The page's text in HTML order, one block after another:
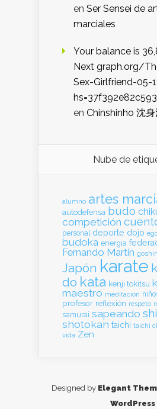
en Ser Sensei de
marciales
Your balance is
Next graph.org/
Sex-Girlfriend-05-
en Chinshinho 沈
Nube de
alumno artes
autodefensa budo
competición
personal deporte dojo
budoka energia
Fernando Martin goshin
Japón karate
do kata kenji tokitsu
maestro meditación
profesor reflexión respeto
samurai sapeando
shotokan taichi taichi
vida Zen
Designed by Elegant
WordPress